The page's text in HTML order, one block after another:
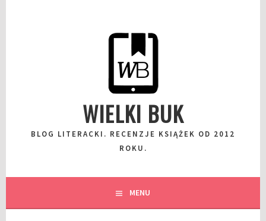
WIELKI BUK
BLOG LITERACKI. RECENZJE KSIĄŻEK OD 2012
ROKU.
MENU